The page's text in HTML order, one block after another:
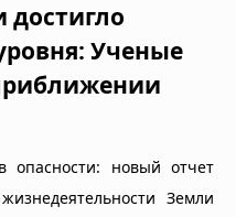
достигло
Ученые
опасности: новый отчет
Земли